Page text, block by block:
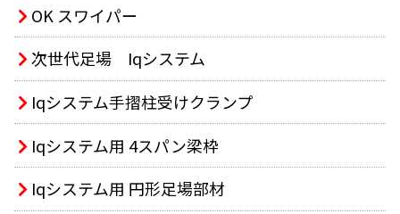
OK スワイパー
次世代足場 Iqシステム
Iqシステム手摺柱受けクランプ
Iqシステム用 4スパン梁枠
Iqシステム用 円形足場部材